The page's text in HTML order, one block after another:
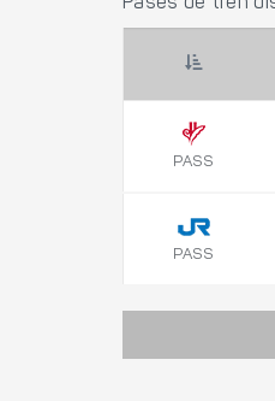
PASS
PASS